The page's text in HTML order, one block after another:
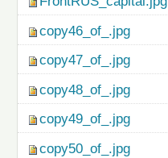
copy46_of_.jpg
copy47_of_.jpg
copy48_of_.jpg
copy49_of_.jpg
copy50_of_.jpg